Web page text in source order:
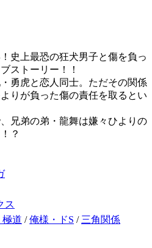
史上最恐の狂犬男子と傷を負っ
ストーリー！！
勇虎と恋人同士。ただその関係
りが負った傷の責任を取るとい
兄弟の弟・龍舞は嫌々ひよりの
？
ス
極道 /俺様・ドS / 三角関係